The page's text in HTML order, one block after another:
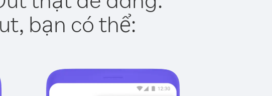
bạn có thể: